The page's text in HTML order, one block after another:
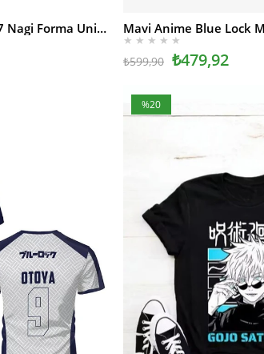
Beyaz Anime Blue Lock 7 Nagi Forma Unisex T-shirt SEPETE EKLE
★ ★ ★ ★ ★
₺479,92
₺599,90
%20